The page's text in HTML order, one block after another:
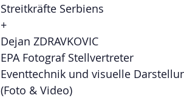
Streitkräfte Serbiens
+
Dejan ZDRAVKOVIC
EPA Fotograf Stellvertreter
Eventtechnik und visuelle
(Foto & Video)